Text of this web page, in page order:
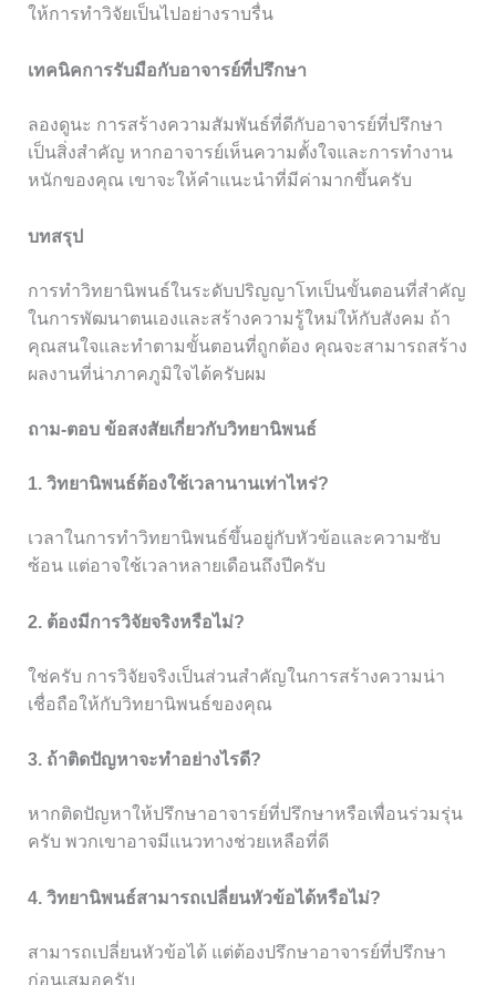
ให้การทำวิจัยเป็นไปอย่างราบรื่น
เทคนิคการรับมือกับอาจารย์ที่ปรึกษา
ลองดูนะ การสร้างความสัมพันธ์ที่ดีกับอาจารย์ที่ปรึกษา
เป็นสิ่งสำคัญ หากอาจารย์เห็นความตั้งใจและการทำงาน
หนักของคุณ เขาจะให้คำแนะนำที่มีค่ามากขึ้นครับ
บทสรุป
การทำวิทยานิพนธ์ในระดับปริญญาโทเป็นขั้นตอนที่สำคัญ
ในการพัฒนาตนเองและสร้างความรู้ใหม่ให้กับสังคม ถ้า
คุณสนใจและทำตามขั้นตอนที่ถูกต้อง คุณจะสามารถสร้าง
ผลงานที่น่าภาคภูมิใจได้ครับผม
ถาม-ตอบ ข้อสงสัยเกี่ยวกับวิทยานิพนธ์
1. วิทยานิพนธ์ต้องใช้เวลานานเท่าไหร่?
เวลาในการทำวิทยานิพนธ์ขึ้นอยู่กับหัวข้อและความซับ
ซ้อน แต่อาจใช้เวลาหลายเดือนถึงปีครับ
2. ต้องมีการวิจัยจริงหรือไม่?
ใช่ครับ การวิจัยจริงเป็นส่วนสำคัญในการสร้างความน่า
เชื่อถือให้กับวิทยานิพนธ์ของคุณ
3. ถ้าติดปัญหาจะทำอย่างไรดี?
หากติดปัญหาให้ปรึกษาอาจารย์ที่ปรึกษาหรือเพื่อนร่วมรุ่น
ครับ พวกเขาอาจมีแนวทางช่วยเหลือที่ดี
4. วิทยานิพนธ์สามารถเปลี่ยนหัวข้อได้หรือไม่?
สามารถเปลี่ยนหัวข้อได้ แต่ต้องปรึกษาอาจารย์ที่ปรึกษา
ก่อนเสมอครับ